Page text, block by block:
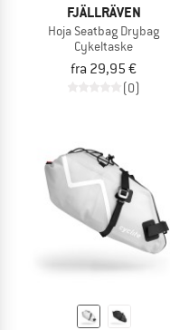
FJÄLLRÄVEN
Hoja Seatbag Drybag
Cykeltaske
fra 29,95 €
(0)